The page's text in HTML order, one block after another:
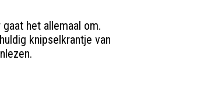
het allemaal om.
knipselkrantje van